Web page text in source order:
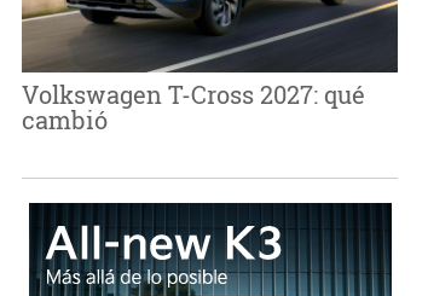
Volkswagen T-Cross 2027: qué
cambió